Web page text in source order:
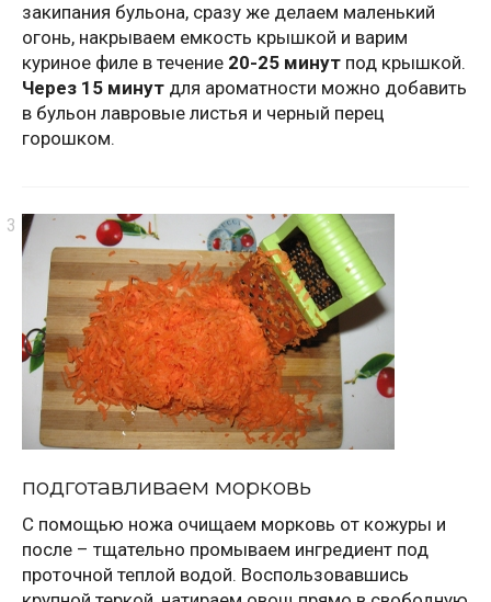
закипания бульона, сразу же делаем маленький
огонь, накрываем емкость крышкой и варим
куриное филе в течение 20-25 минут под крышкой.
Через 15 минут для ароматности можно добавить
в бульон лавровые листья и черный перец
горошком.
подготавливаем морковь
С помощью ножа очищаем морковь от кожуры и
после – тщательно промываем ингредиент под
проточной теплой водой. Воспользовавшись